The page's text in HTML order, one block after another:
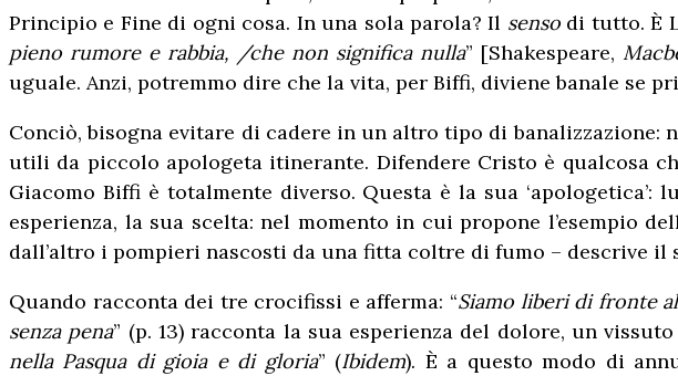
Principio e Fine di ogni cosa. In una sola parola? Il sensodi tutto. È
pieno rumore e rabbia, /che non significa nulla” [Shakespeare,
uguale. Anzi, potremmo dire che la vita, per Biffi, diviene banale se
Conciò, bisogna evitare di cadere in un altro tipo di
utili da piccolo apologeta itinerante. Difendere Cristo è qualcosa
Giacomo Biffi è totalmente diverso. Questa è la sua
esperienza, la sua scelta: nel momento in cui propone l’esempio
dall’altro i pompieri nascosti da una fitta coltre di fumo – descrive il
Quando racconta dei tre crocifissi e afferma: “Siamo liberi di fronte
senza pena” (p. 13) racconta la sua esperienza del dolore, un
nella Pasqua di gioia e di gloria” (Ibidem). È a questo modo di